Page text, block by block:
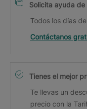
Solicita ayuda
Todos los días
Contáctanos
Tienes el mejor
Te llevas un
precio con la